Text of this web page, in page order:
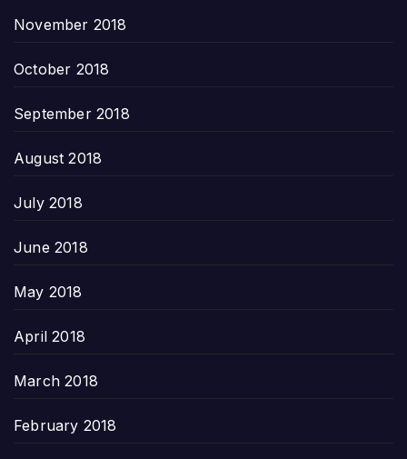
November 2018
October 2018
September 2018
August 2018
July 2018
June 2018
May 2018
April 2018
March 2018
February 2018